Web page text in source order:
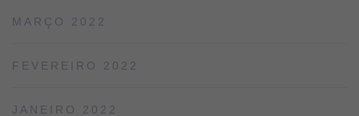
MARÇO 2022
FEVEREIRO 2022
JANEIRO 2022